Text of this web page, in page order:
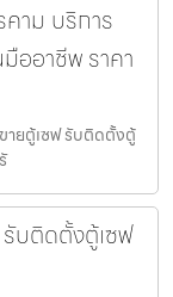
าม บริการ
ออาชีพ ราคา
ายตู้เซฟ รับติดตั้งตู้
บติดตั้งตู้เซฟ